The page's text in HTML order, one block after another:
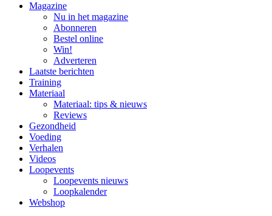
Magazine
Nu in het magazine
Abonneren
Bestel online
Win!
Adverteren
Laatste berichten
Training
Materiaal
Materiaal: tips & nieuws
Reviews
Gezondheid
Voeding
Verhalen
Videos
Loopevents
Loopevents nieuws
Loopkalender
Webshop